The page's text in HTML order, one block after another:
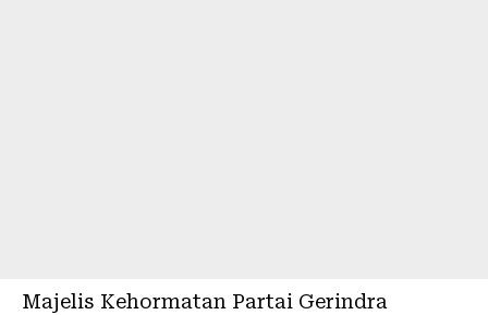
Majelis Kehormatan Partai Gerindra